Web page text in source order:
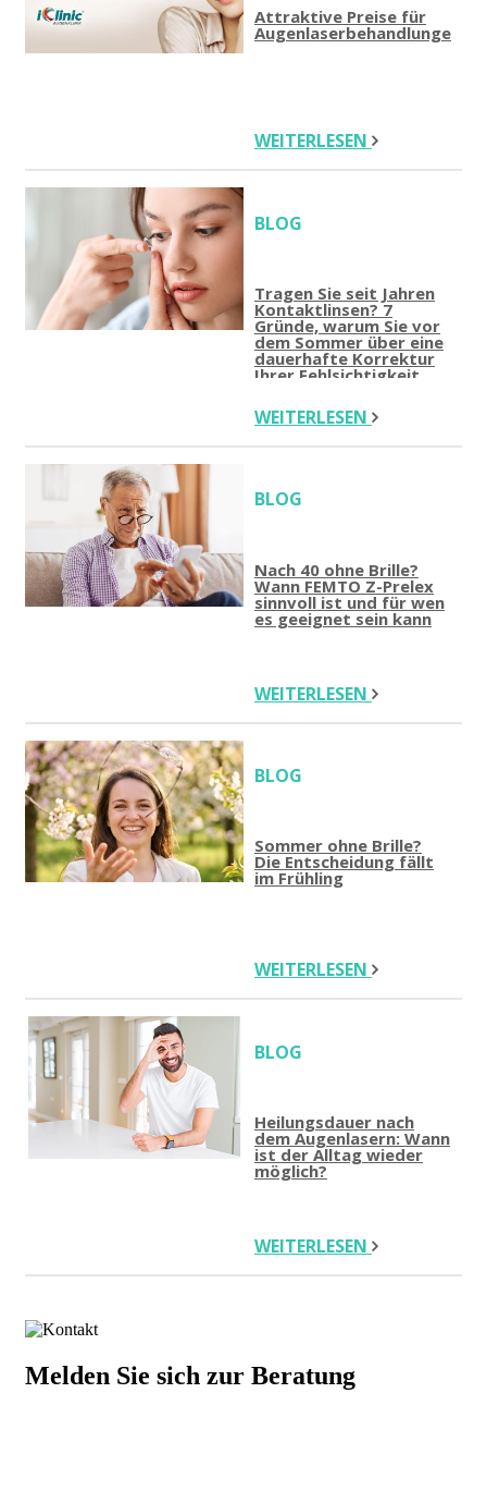
Attraktive Preise für
Augenlaserbehandlungen
WEITERLESEN
BLOG
Tragen Sie seit Jahren
Kontaktlinsen? 7
Gründe, warum Sie vor
dem Sommer über eine
dauerhafte Korrektur
Ihrer Fehlsichtigkeit
WEITERLESEN
BLOG
Nach 40 ohne Brille?
Wann FEMTO Z-Prelex
sinnvoll ist und für wen
es geeignet sein kann
WEITERLESEN
BLOG
Sommer ohne Brille?
Die Entscheidung fällt
im Frühling
WEITERLESEN
BLOG
Heilungsdauer nach
dem Augenlasern: Wann
ist der Alltag wieder
möglich?
WEITERLESEN
Melden Sie sich zur Beratung